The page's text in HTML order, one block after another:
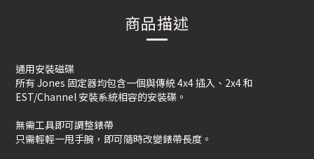
商品描述
通用安裝磁碟
所有 Jones 固定器均包含一個與傳統 4x4 插入、2x4 和
EST/Channel 安裝系統相容的安裝碟。
無需工具即可調整錶帶
只需輕輕一甩手腕，即可隨時改變錶帶長度。